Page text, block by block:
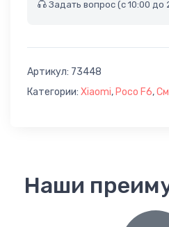
Задать вопрос (с 10:00 до
Артикул: 73448
Категории: Xiaomi, Poco F6,
Наши